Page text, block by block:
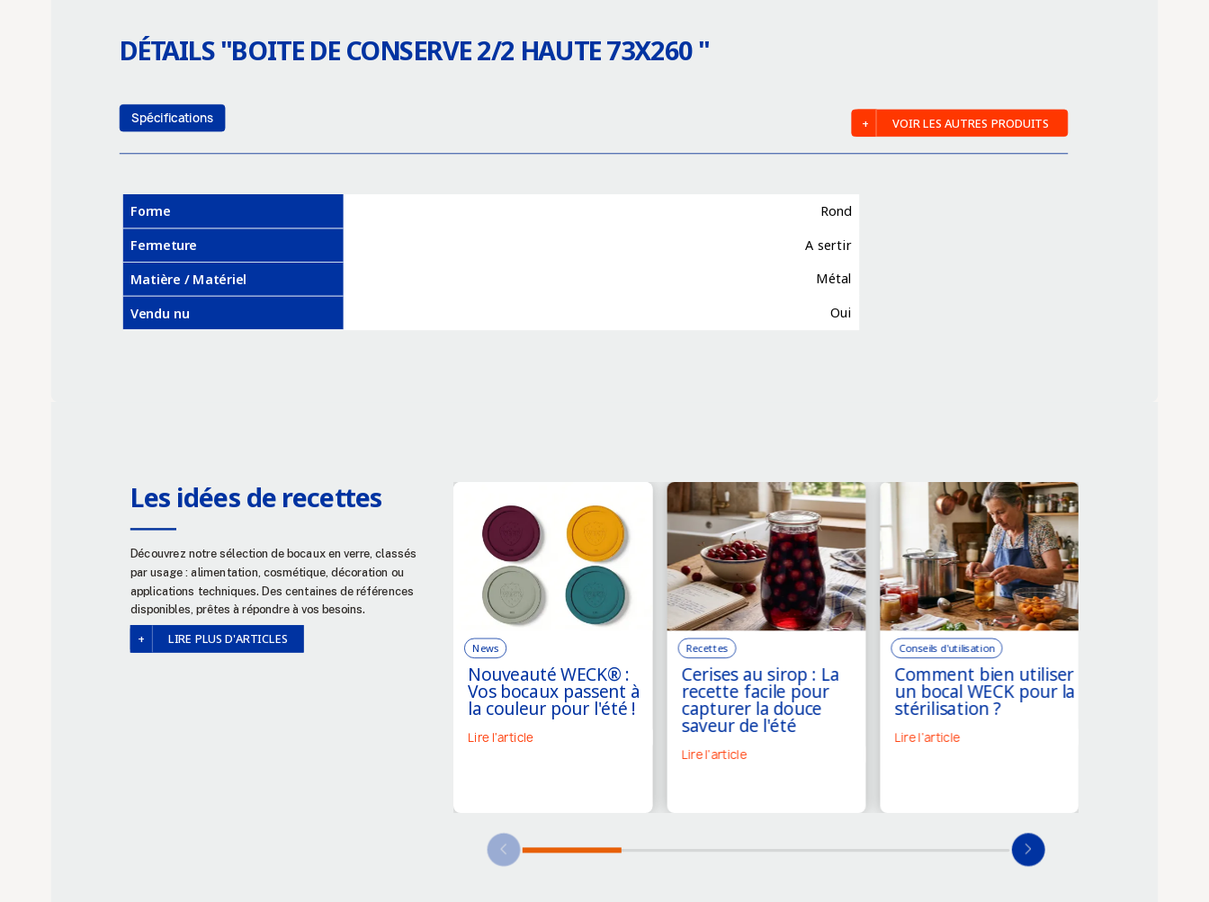
DÉTAILS "BOITE DE CONSERVE 2/2 HAUTE 73X260"
Spécifications VOIR LES AUTRES PRODUITS
Forme Rond
Fermeture
A sertir
Matière / Matériel
Métal
Vendu nu Oui
Les idées de recettes
Découvrez notre sélection de bocaux en verre, classés
par usage : alimentation, cosmétique, décoration ou
applications techniques. Des centaines de références
disponibles, prêtes à répondre à vos besoins.
LIRE PLUS D'ARTICLES
News
Nouveauté WECK® :
Vos bocaux passent à
la couleur pour l'été !
Lire l'article
Recettes
Cerises au sirop : La
recette facile pour
capturer la douce
saveur de l'été
Lire l'article
Conseils d'utilisation
Comment bien utiliser
un bocal WECK pour la
stérilisation ?
Lire l'article